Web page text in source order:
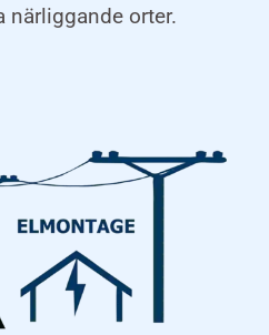
närliggande orter.